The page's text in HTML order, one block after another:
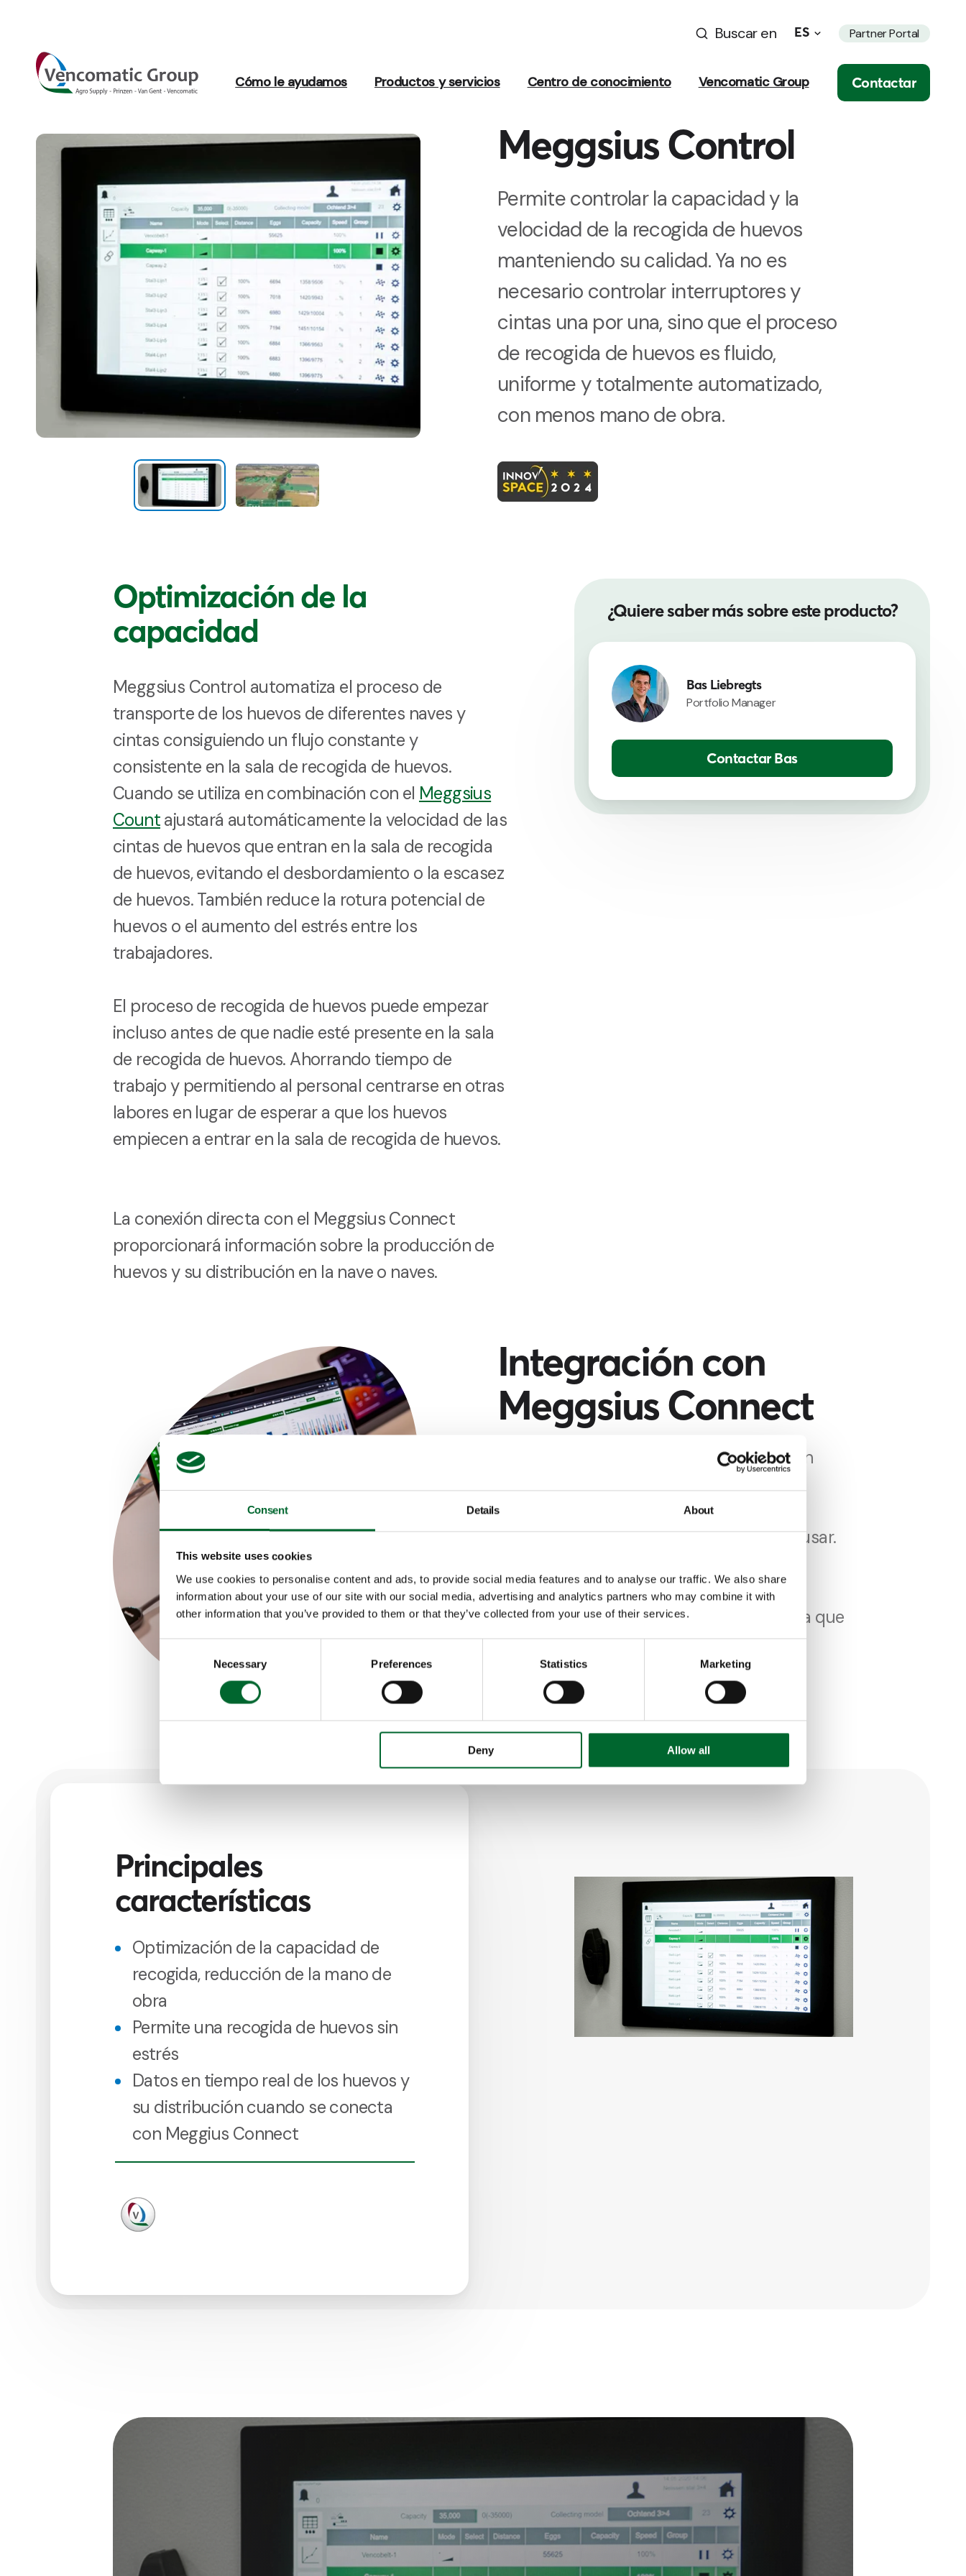
Consent Details About
This website uses cookies
We use cookies to personalise content and ads, to provide social media features and to analyse our traffic. We also share
information about your use of our site with our social media, advertising and analytics partners who may combine it with
other information that you’ve provided to them or that they’ve collected from your use of their services.
Selection
Necessary Preferences Statistics Marketing
Deny Allow all
Buscar en ES Partner Portal
Cómo le ayudamos Productos y servicios Centro de conocimiento Vencomatic Group Contactar
Meggsius Control
Permite controlar la capacidad y la
velocidad de la recogida de huevos
manteniendo su calidad. Ya no es
necesario controlar interruptores y
cintas una por una, sino que el proceso
de recogida de huevos es fluido,
uniforme y totalmente automatizado,
con menos mano de obra.
Optimización de la
capacidad
Meggsius Control automatiza el proceso de
transporte de los huevos de diferentes naves y
cintas consiguiendo un flujo constante y
consistente en la sala de recogida de huevos.
Cuando se utiliza en combinación con el Meggsius
Countajustará automáticamente la velocidad de las
cintas de huevos que entran en la sala de recogida
de huevos, evitando el desbordamiento o la escasez
de huevos. También reduce la rotura potencial de
huevos o el aumento del estrés entre los
trabajadores.
El proceso de recogida de huevos puede empezar
incluso antes de que nadie esté presente en la sala
de recogida de huevos. Ahorrando tiempo de
trabajo y permitiendo al personal centrarse en otras
labores en lugar de esperar a que los huevos
empiecen a entrar en la sala de recogida de huevos.
La conexión directa con el Meggsius Connect
proporcionará información sobre la producción de
huevos y su distribución en la nave o naves.
¿Quiere saber más sobre este producto?
Bas Liebregts
Portfolio Manager
Contactar Bas
Integración con
Meggsius Connect
El Meggsius Control puede integrarse con
recupera datos de los dispositivos y los
presenta en un panel de control fácil de usar.
operaciones de su granja y notificándole
cualquier desviación lo antes posible para que
pueda tomar decisiones informadas.
Más información y suscripción
Principales
características
Optimización de la capacidad de
recogida, reducción de la mano de
obra
Permite una recogida de huevos sin
estrés
Datos en tiempo real de los huevos y
su distribución cuando se conecta
con Meggius Connect